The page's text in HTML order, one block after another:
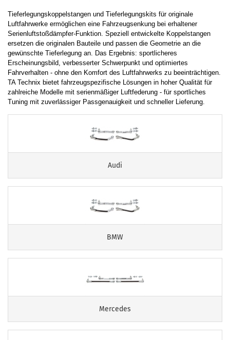
Tieferlegungskoppelstangen und Tieferlegungskits für originale
Luftfahrwerke ermöglichen eine Fahrzeugsenkung bei erhaltener
Serienluftstoßdämpfer-Funktion. Speziell entwickelte Koppelstangen
ersetzen die originalen Bauteile und passen die Geometrie an die
gewünschte Tieferlegung an. Das Ergebnis: sportlicheres
Erscheinungsbild, verbesserter Schwerpunkt und optimiertes
Fahrverhalten - ohne den Komfort des Luftfahrwerks zu beeinträchtigen.
TA Technix bietet fahrzeugspezifische Lösungen in hoher Qualität für
zahlreiche Modelle mit serienmäßiger Luftfederung - für sportliches
Tuning mit zuverlässiger Passgenauigkeit und schneller Lieferung.
Audi
BMW
Mercedes